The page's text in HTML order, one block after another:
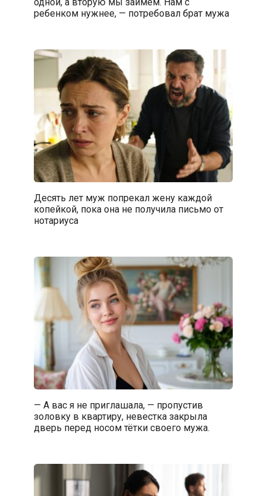
ребенком нужнее, — потребовал брат мужа
Десять лет муж попрекал жену каждой
копейкой, пока она не получила письмо от
нотариуса
— А вас я не приглашала, — пропустив
золовку в квартиру, невестка закрыла
дверь перед носом тётки своего мужа.